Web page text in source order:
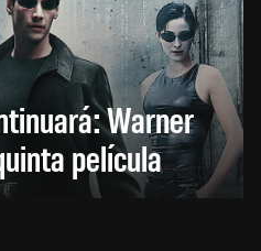
Warner
película